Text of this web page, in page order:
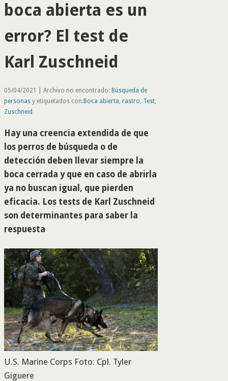
boca abierta es un
error? El test de
Karl Zuschneid
05/04/2021 | Archivo no encontrado: Búsqueda de
personasy etiquetados con:Boca abierta, rastro, Test,
Zuschneid
Hay una creencia extendida de que
los perros de búsqueda o de
detección deben llevar siempre la
boca cerrada y que en caso de abrirla
ya no buscan igual, que pierden
eficacia. Los tests de Karl Zuschneid
son determinantes para saber la
respuesta
U.S. Marine Corps Foto: Cpl. Tyler
Giguere